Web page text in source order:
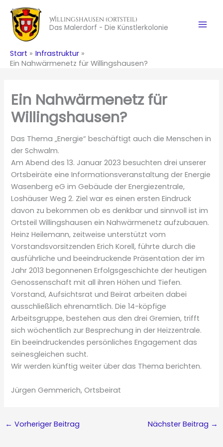
Inhalt
springen
Willingshausen (Ortsteil)
Das Malerdorf - Die Künstlerkolonie
Start
Infrastruktur
Ein Nahwärmenetz für Willingshausen?
Ein Nahwärmenetz für
Willingshausen?
Das Thema „Energie“ beschäftigt auch die Menschen in
der Schwalm.
Am Abend des 13. Januar 2023 besuchten drei unserer
Ortsbeiräte eine Informationsveranstaltung der Energie
Wasenberg eG im Gebäude der Energiezentrale,
Loshäuser Weg 2. Ziel war es einen ersten Eindruck
davon zu bekommen ob es denkbar und sinnvoll ist im
Ortsteil Willingshausen ein Nahwärmenetz aufzubauen.
Heinz Heilemann, zeitweise unterstützt vom
Vorstandsvorsitzenden Erich Korell, führte durch die
ausführliche und beeindruckende Präsentation der im
Jahr 2013 begonnenen Erfolgsgeschichte der heutigen
Genossenschaft mit all ihren Höhen und Tiefen.
Vorstand, Aufsichtsrat und Beirat arbeiten dabei
ausschließlich ehrenamtlich. Die 14-köpfige
Arbeitsgruppe, bestehen aus den drei Gremien, trifft
sich wöchentlich zur Besprechung in der Heizzentrale.
Ein beeindruckendes persönliches Engagement das
seinesgleichen sucht.
Wir werden künftig weiter über das Thema berichten.
Jürgen Gemmerich, Ortsbeirat
← Vorheriger Beitrag Nächster Beitrag →